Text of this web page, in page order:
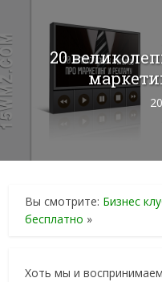
20
Вы смотрите: Бизнес
бесплатно »
Хоть мы и